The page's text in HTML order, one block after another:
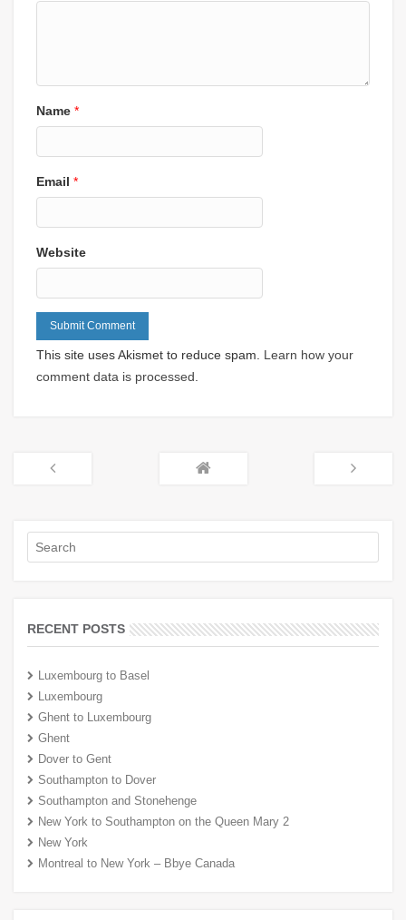
Name *
Email *
Website
This site uses Akismet to reduce spam. Learn how your
comment data is processed
RECENT POSTS
Luxembourg to Basel
Luxembourg
Ghent to Luxembourg
Ghent
Dover to Gent
Southampton to Dover
Southampton and Stonehenge
New York to Southampton on the Queen Mary 2
New York
Montreal to New York – Bbye Canada